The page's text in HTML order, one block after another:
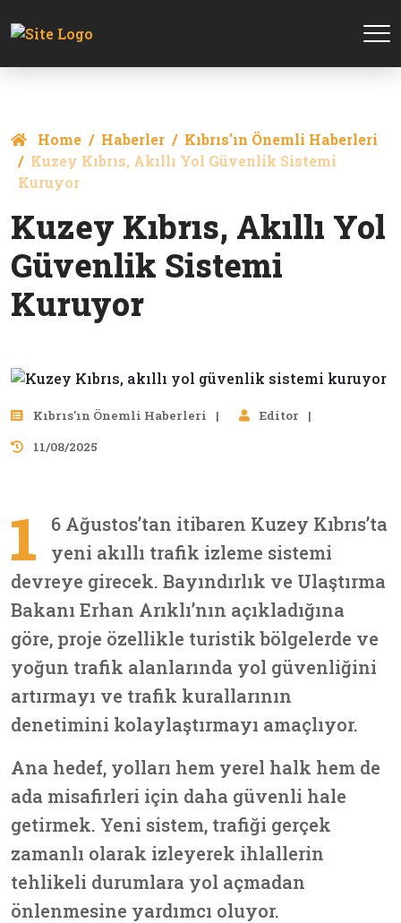
Home Haberler
Kıbrıs'ın Önemli Haberleri
Kuzey Kıbrıs, Akıllı Yol Güvenlik Sistemi
Kuruyor
Kuzey Kıbrıs, Akıllı Yol
Güvenlik Sistemi
Kuruyor
Kıbrıs'ın Önemli Haberleri
Editor
11/08/2025
1
6 Ağustos’tan itibaren Kuzey Kıbrıs’ta
yeni akıllı trafik izleme sistemi
devreye girecek. Bayındırlık ve Ulaştırma
Bakanı Erhan Arıklı’nın açıkladığına
göre, proje özellikle turistik bölgelerde ve
yoğun trafik alanlarında yol güvenliğini
artırmayı ve trafik kurallarının
denetimini kolaylaştırmayı amaçlıyor.
Ana hedef, yolları hem yerel halk hem de
ada misafirleri için daha güvenli hale
getirmek. Yeni sistem, trafiği gerçek
zamanlı olarak izleyerek ihlallerin
tehlikeli durumlara yol açmadan
önlenmesine yardımcı oluyor.